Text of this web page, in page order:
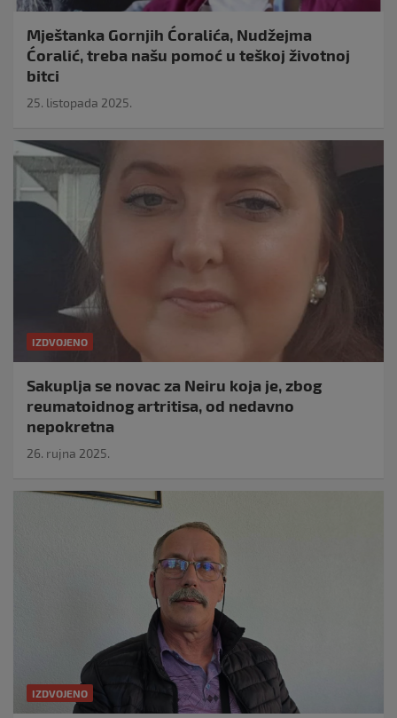
Mještanka Gornjih Ćoralića, Nudžejma
Ćoralić, treba našu pomoć u teškoj životnoj
bitci
25. listopada 2025.
IZDVOJENO
Sakuplja se novac za Neiru koja je, zbog
reumatoidnog artritisa, od nedavno
nepokretna
26. rujna 2025.
IZDVOJENO